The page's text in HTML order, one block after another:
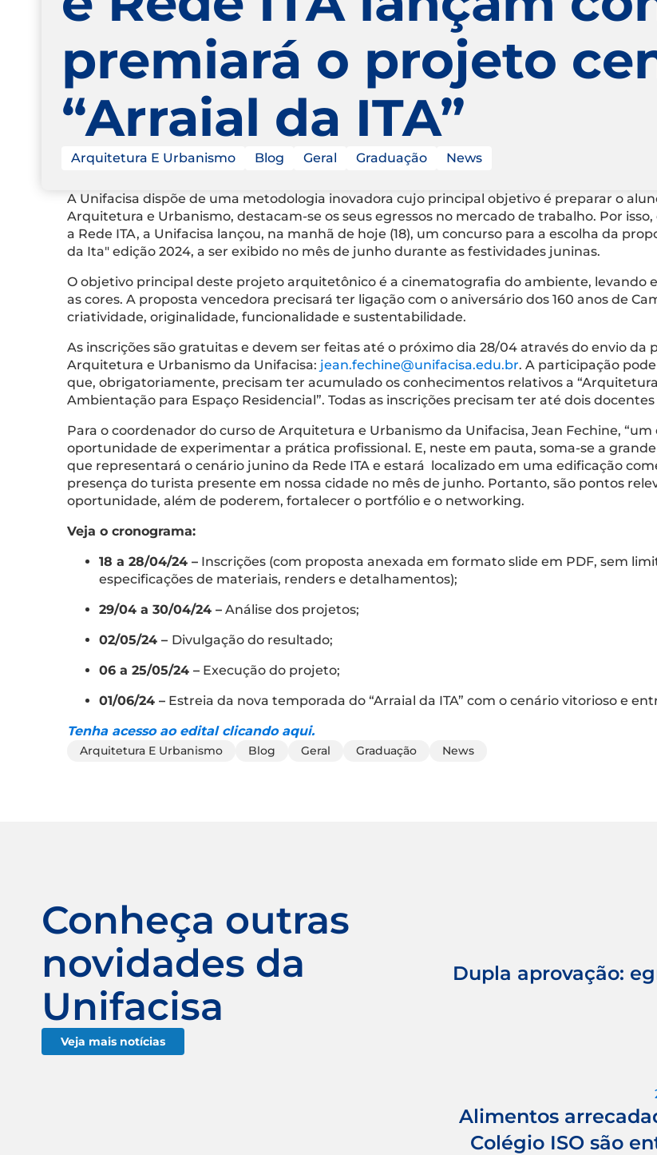
premiará o projeto
“Arraial da ITA”
Arquitetura E Urbanismo Blog Geral Graduação News
A Unifacisa dispõe de uma metodologia inovadora cujo principal objetivo é preparar o
Arquitetura e Urbanismo, destacam-se os seus egressos no mercado de trabalho. Por
a Rede ITA, a Unifacisa lançou, na manhã de hoje (18), um concurso para a escolha da
da Ita" edição 2024, a ser exibido no mês de junho durante as festividades juninas.
O objetivo principal deste projeto arquitetônico é a cinematografia do ambiente, levando
as cores. A proposta vencedora precisará ter ligação com o aniversário dos 160 anos de
criatividade, originalidade, funcionalidade e sustentabilidade.
As inscrições são gratuitas e devem ser feitas até o próximo dia 28/04 através do envio
Arquitetura e Urbanismo da Unifacisa: jean.fechine@unifacisa.edu.br. A participação
que, obrigatoriamente, precisam ter acumulado os conhecimentos relativos a
Ambientação para Espaço Residencial”. Todas as inscrições precisam ter até dois
Para o coordenador do curso de Arquitetura e Urbanismo da Unifacisa, Jean Fechine,
oportunidade de experimentar a prática profissional. E, neste em pauta, soma-se a
que representará o cenário junino da Rede ITA e estará localizado em uma edificação
presença do turista presente em nossa cidade no mês de junho. Portanto, são pontos
oportunidade, além de poderem, fortalecer o portfólio e o networking.
Veja o cronograma:
18 a 28/04/24 – Inscrições (com proposta anexada em formato slide em PDF, sem
especificações de materiais, renders e detalhamentos);
29/04 a 30/04/24 – Análise dos projetos;
02/05/24 – Divulgação do resultado;
06 a 25/05/24 – Execução do projeto;
01/06/24 – Estreia da nova temporada do “Arraial da ITA” com o cenário vitorioso e
Tenha acesso ao edital clicando aqui.
Arquitetura E Urbanismo Blog Geral Graduação News
Conheça outras
novidades da
Unifacisa
Veja mais notícias
Dupla aprovação:
Alimentos
Colégio ISO são